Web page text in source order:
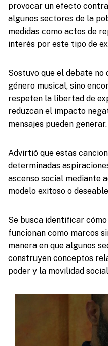
provocar un efecto
algunos sectores de la
medidas como actos de
interés por este tipo de
Sostuvo que el debate
género musical, sino
respeten la libertad de
reduzcan el impacto
mensajes pueden generar.
Advirtió que estas
determinadas
ascenso social mediante
modelo exitoso o
Se busca identificar
funcionan como marcos
manera en que algunos
construyen conceptos
poder y la movilidad